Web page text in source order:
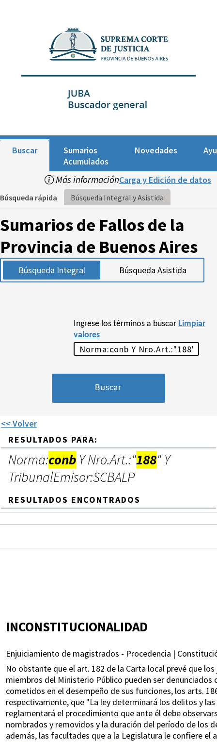
Buscar
Sumarios
Acumulados
Novedades
Más informaciónCarga y Edición de datos
Búsqueda rápida Búsqueda Integral y Asistida
Sumarios de Fallos de la
Provincia de Buenos Aires
Búsqueda Integral Búsqueda Asistida
Ingrese los términos a buscar Limpiar
valores
<< Volver
RESULTADOS PARA:
Norma:conb Y Nro.Art.:"188" Y
TribunalEmisor:SCBALP
RESULTADOS ENCONTRADOS
INCONSTITUCIONALIDAD
Enjuiciamiento de magistrados - Procedencia |
No obstante que el art. 182 de la Carta local prevé que
miembros del Ministerio Público pueden ser
cometidos en el desempeño de sus funciones, los arts.
respectivamente, que "La ley determinará los delitos y
reglamentará el procedimiento que ante él debe
nombrados y removidos y la duración del período de los
además, las facultades que a la Legislatura le confiere el